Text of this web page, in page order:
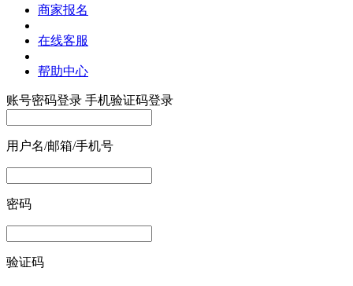
商家报名
在线客服
帮助中心
账号密码登录 手机验证码登录
用户名/邮箱/手机号
密码
验证码